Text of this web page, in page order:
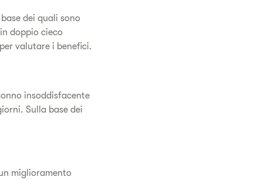
dei quali sono
doppio cieco
valutare i benefici.
insoddisfacente
Sulla base dei
miglioramento